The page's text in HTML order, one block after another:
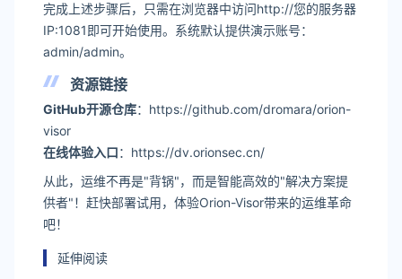
完成上述步骤后，只需在浏览器中访问http://您的服务器
IP:1081即可开始使用。系统默认提供演示账号：
admin/admin。
资源链接
GitHub开源仓库：https://github.com/dromara/orion-
visor
在线体验入口：https://dv.orionsec.cn/
从此，运维不再是"背锅"，而是智能高效的"解决方案提
供者"！赶快部署试用，体验Orion-Visor带来的运维革命
吧！
延伸阅读